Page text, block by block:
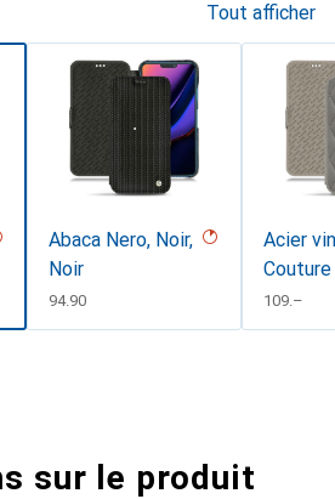
Tout afficher
Abaca Nero, Noir,
Noir
CHF
94.90
Acier
Couture
CHF
109.–
sur le produit